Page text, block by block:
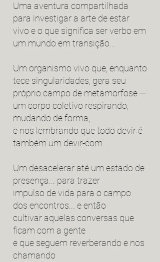
Uma aventura compartilhada
para investigar a arte de estar
vivo e o que significa ser verbo em
um mundo em transição...
Um organismo vivo que, enquanto
tece singularidades, gera seu
próprio campo de metamorfose —
um corpo coletivo respirando,
mudando de forma,
e nos lembrando que todo devir é
também um devir-com...
Um desacelerar até um estado de
presença... para trazer
impulso de vida para o campo
dos encontros... e então
cultivar aquelas conversas que
ficam com a gente
e que seguem reverberando e nos
chamando